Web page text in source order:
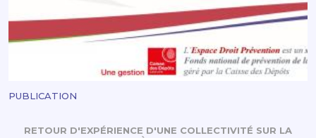
RETOUR D'EXPÉRIENCE D'UNE COLLECTIVITÉ SUR LA
PUBLICATION